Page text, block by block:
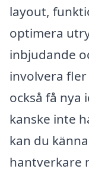
layout,
optimera
inbjudande
involvera
också få nya
kanske inte
kan du
hantverkare